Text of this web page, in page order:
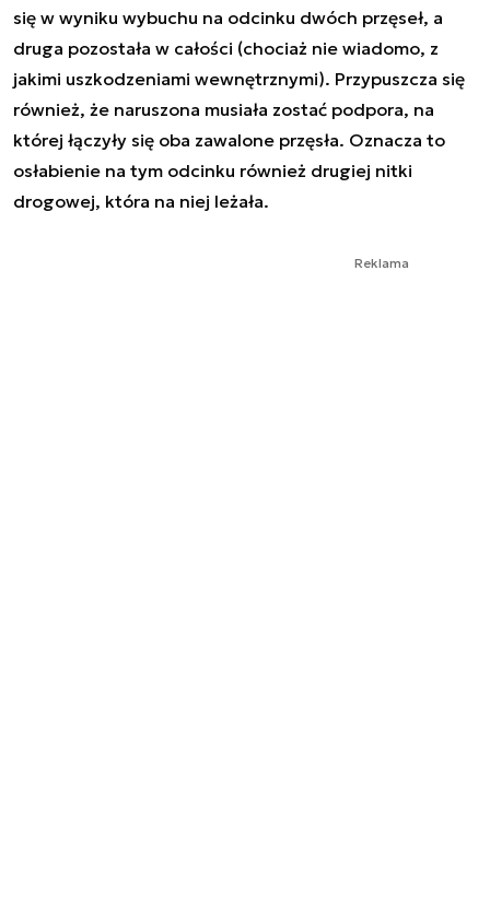
się w wyniku wybuchu na odcinku dwóch przęseł, a
druga pozostała w całości (chociaż nie wiadomo, z
jakimi uszkodzeniami wewnętrznymi). Przypuszcza się
również, że naruszona musiała zostać podpora, na
której łączyły się oba zawalone przęsła. Oznacza to
osłabienie na tym odcinku również drugiej nitki
drogowej, która na niej leżała.
Reklama